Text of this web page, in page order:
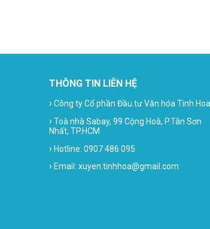
THÔNG TIN LIÊN HỆ
› Công ty Cổ phần Đầu tư Văn hóa Tinh Hoa
› Toà nhà Sabay, 99 Cộng Hoà, P.Tân Sơn
Nhất, TP.HCM
› Hotline: 0907 486 095
› Email: xuyen.tinhhoa@gmail.com